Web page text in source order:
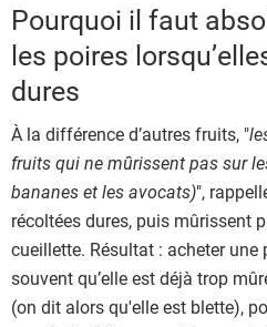
Pourquoi il faut
les poires
dures
À la différence d’autres fruits, "
fruits qui ne mûrissent pas sur
bananes et les avocats)",
récoltées dures, puis mûrissent
cueillette. Résultat : acheter
souvent qu’elle est déjà trop
(on dit alors qu'elle est blette),